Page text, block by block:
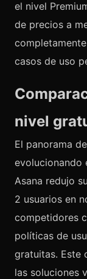
el nivel
de precios a
casos de uso
nivel
El panorama
evolucionando
Asana redujo
2 usuarios en
competidores
políticas de
gratuitas. Este
las soluciones